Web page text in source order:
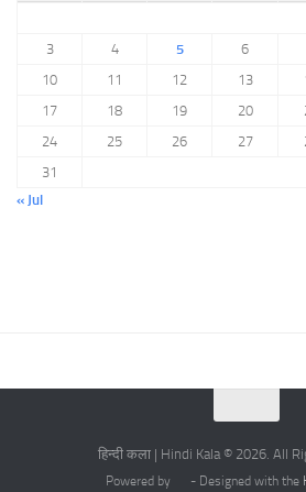
3
4 5 6
10
11 12 13
17
18 19 20
24
25 26 27
31
« Jul
हिन्दी कला | Hindi Kala © 2026. All
Powered by - Designed with the